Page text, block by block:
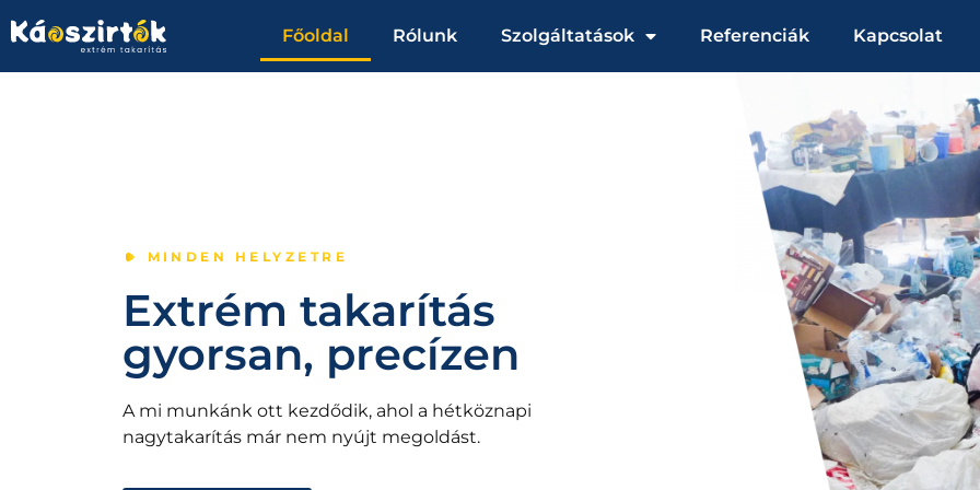
Főoldal Rólunk Szolgáltatások Referenciák Kapcsolat
MINDEN HELYZETRE
Extrém takarítás
gyorsan, precízen
A mi munkánk ott kezdődik, ahol a hétköznapi
nagytakarítás már nem nyújt megoldást.